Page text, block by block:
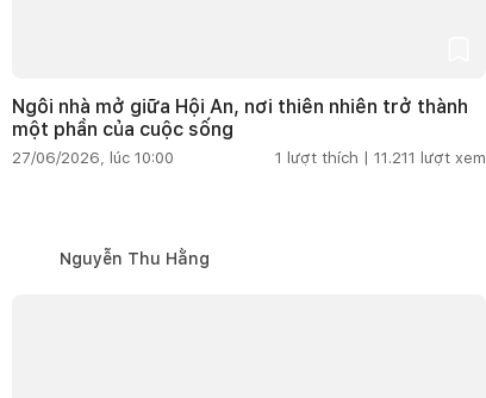
Ngôi nhà mở giữa Hội An, nơi thiên nhiên trở thành
một phần của cuộc sống
27/06/2026, lúc 10:00 1 lượt thích | 11.211 lượt xem
Nguyễn Thu Hằng